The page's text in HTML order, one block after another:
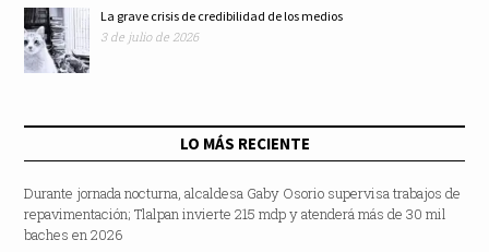
La grave crisis de credibilidad de los medios
3 de julio de 2026
LO MÁS RECIENTE
Durante jornada nocturna, alcaldesa Gaby Osorio supervisa trabajos de
repavimentación; Tlalpan invierte 215 mdp y atenderá más de 30 mil
baches en 2026